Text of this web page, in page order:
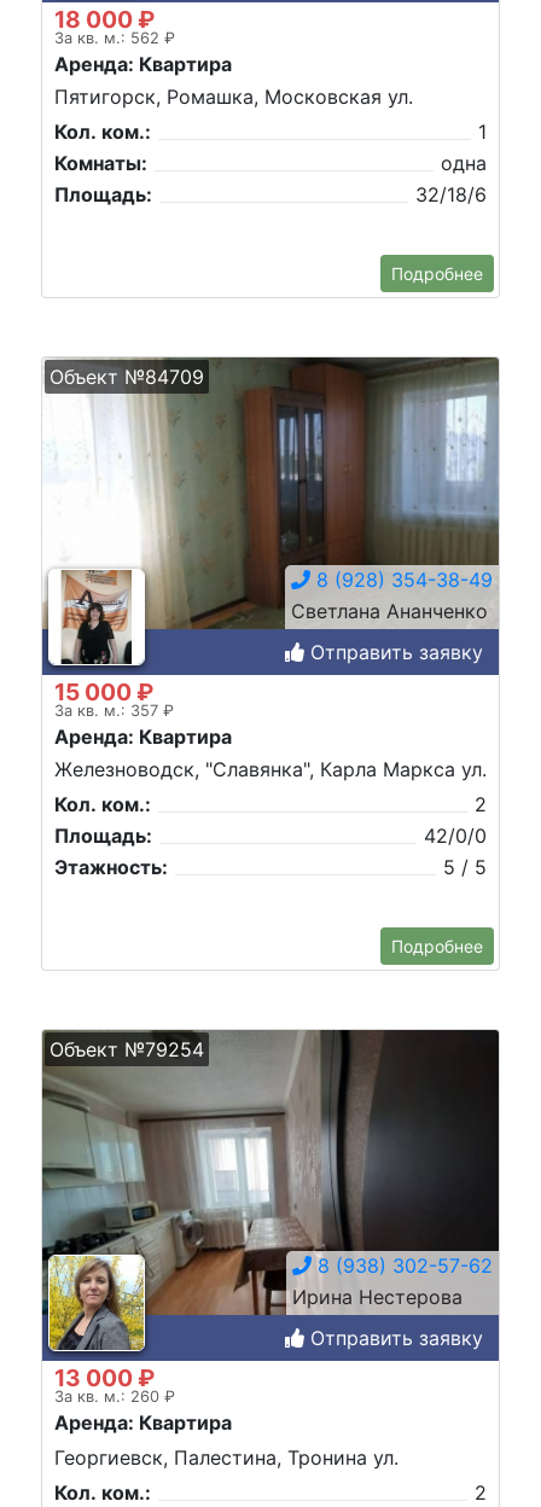
18 000 ₽
За кв. м.: 562 ₽
Аренда: Квартира
Пятигорск, Ромашка, Московская ул.
Кол. ком.:
1
Комнаты:
одна
Площадь:
32/18/6
Подробнее
Объект №84709
8 (928) 354-38-49
Светлана Ананченко
Отправить заявку
15 000 ₽
За кв. м.: 357 ₽
Аренда: Квартира
Железноводск, "Славянка", Карла Маркса ул.
Кол. ком.:
2
Площадь:
42/0/0
Этажность:
5 / 5
Подробнее
Объект №79254
8 (938) 302-57-62
Ирина Нестерова
Отправить заявку
13 000 ₽
За кв. м.: 260 ₽
Аренда: Квартира
Георгиевск, Палестина, Тронина ул.
Кол. ком.:
2